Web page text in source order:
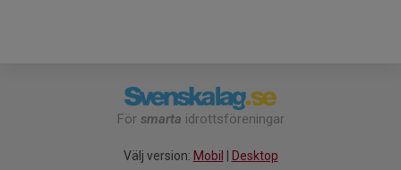
För smarta idrottsföreningar
Välj version: Mobil Desktop